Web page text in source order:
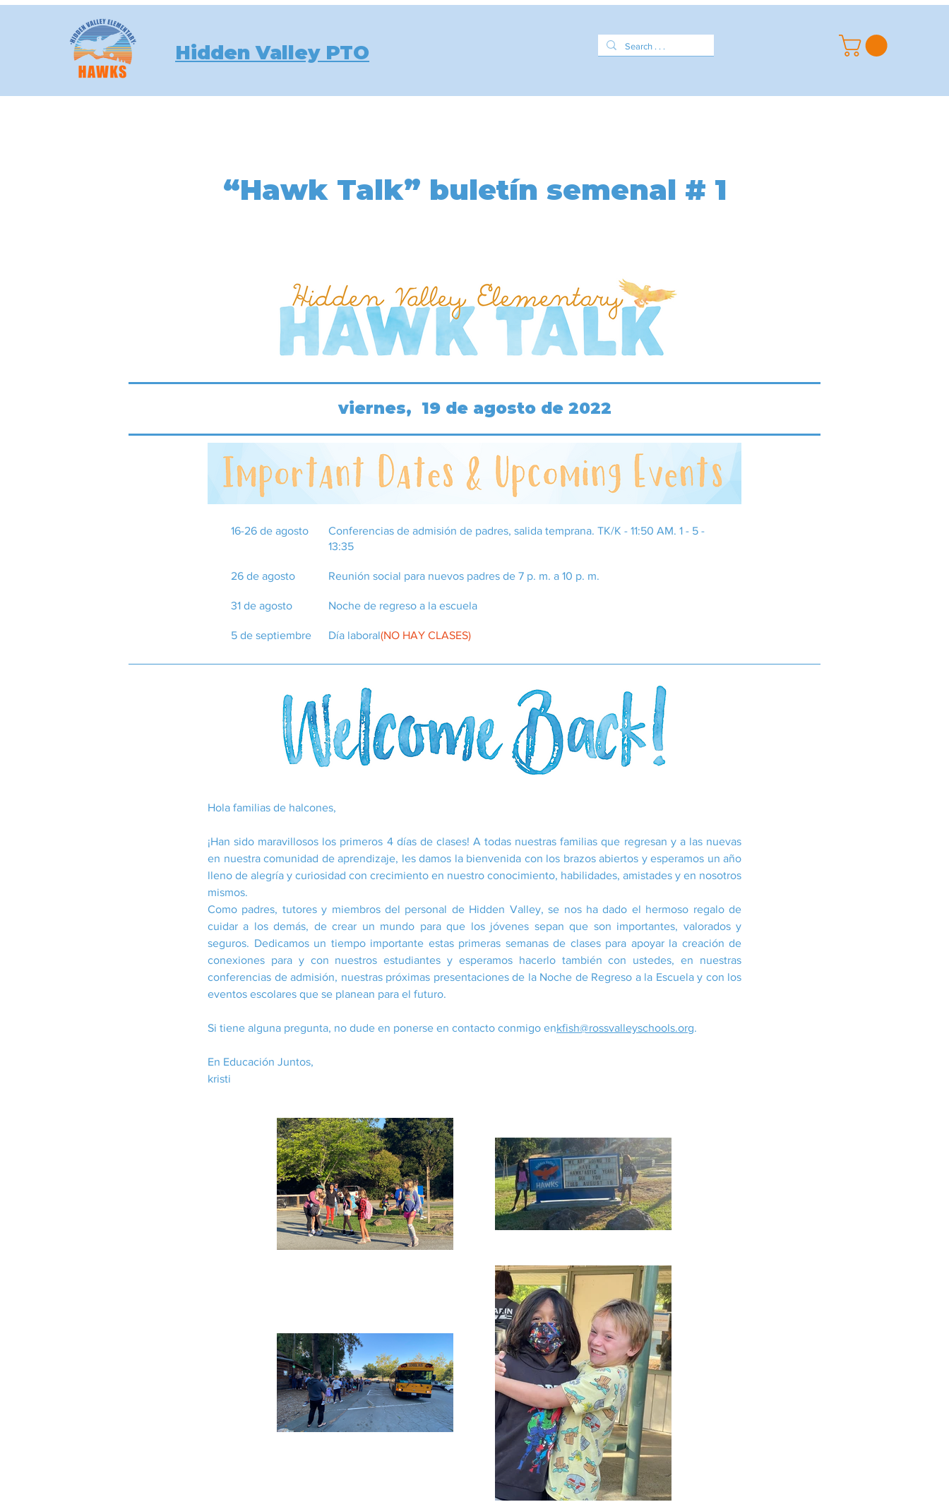
Hidden Valley PTO
“Hawk Talk” buletín semenal # 1
viernes, 19 de agosto de 2022
16-26 de agosto
​Conferencias de admisión de padres, salida temprana. TK/K - 11:50 AM. 1 - 5 -
13:35
26 de agosto Reunión social para nuevos padres de 7 p. m. a 10 p. m.
31 de agosto Noche de regreso a la escuela
5 de septiembre Día laboral(NO HAY CLASES)
Hola familias de halcones,
¡Han sido maravillosos los primeros 4 días de clases! A todas nuestras familias que regresan y a las nuevas
en nuestra comunidad de aprendizaje, les damos la bienvenida con los brazos abiertos y esperamos un año
lleno de alegría y curiosidad con crecimiento en nuestro conocimiento, habilidades, amistades y en nosotros
mismos.
Como padres, tutores y miembros del personal de Hidden Valley, se nos ha dado el hermoso regalo de
cuidar a los demás, de crear un mundo para que los jóvenes sepan que son importantes, valorados y
seguros. Dedicamos un tiempo importante estas primeras semanas de clases para apoyar la creación de
conexiones para y con nuestros estudiantes y esperamos hacerlo también con ustedes, en nuestras
conferencias de admisión, nuestras próximas presentaciones de la Noche de Regreso a la Escuela y con los
eventos escolares que se planean para el futuro.
Si tiene alguna pregunta, no dude en ponerse en contacto conmigo enkfish@rossvalleyschools.org.
En Educación Juntos,
kristi